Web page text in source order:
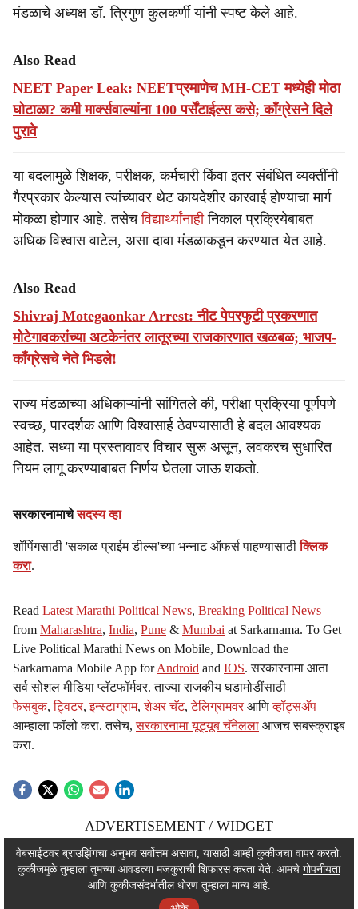
मंडळाचे अध्यक्ष डॉ. त्रिगुण कुलकर्णी यांनी स्पष्ट केले आहे.
Also Read
NEET Paper Leak: NEETप्रमाणेच MH-CET मध्येही मोठा
घोटाळा? कमी मार्क्सवाल्यांना 100 पर्सेंटाईल्स कसे; काँग्रेसने दिले
पुरावे
या बदलामुळे शिक्षक, परीक्षक, कर्मचारी किंवा इतर संबंधित व्यक्तींनी
गैरप्रकार केल्यास त्यांच्यावर थेट कायदेशीर कारवाई होण्याचा मार्ग
मोकळा होणार आहे. तसेचविद्यार्थ्यांनाहीनिकाल प्रक्रियेबाबत
अधिक विश्वास वाटेल, असा दावा मंडळाकडून करण्यात येत आहे.
Also Read
Shivraj Motegaonkar Arrest: नीट पेपरफुटी प्रकरणात
मोटेगावकरांच्या अटकेनंतर लातूरच्या राजकारणात खळबळ; भाजप-
काँग्रेसचे नेते भिडले!
राज्य मंडळाच्या अधिकाऱ्यांनी सांगितले की, परीक्षा प्रक्रिया पूर्णपणे
स्वच्छ, पारदर्शक आणि विश्वासार्ह ठेवण्यासाठी हे बदल आवश्यक
आहेत. सध्या या प्रस्तावावर विचार सुरू असून, लवकरच सुधारित
नियम लागू करण्याबाबत निर्णय घेतला जाऊ शकतो.
सरकारनामाचेसदस्य व्हा
शॉपिंगसाठी 'सकाळ प्राईम डील्स'च्या भन्नाट ऑफर्स पाहण्यासाठीक्लिक
करा.
Read Latest Marathi Political News, Breaking Political News
from Maharashtra, India, Pune & Mumbai at Sarkarnama. To Get
Live Political Marathi News on Mobile, Download the
Sarkarnama Mobile App forAndroid and IOS. सरकारनामा आता
सर्व सोशल मीडिया प्लॅटफॉर्मवर. ताज्या राजकीय घडामोडींसाठी
फेसबुक,ट्विटर,इन्स्टाग्राम,शेअर चॅट,टेलिग्रामवर आणिव्हॉट्सॲप
आम्हाला फॉलो करा. तसेच,सरकारनामा यूट्यूब चॅनेलला आजच सबस्क्राइब
करा.
ADVERTISEMENT / WIDGET
ADVERTISEMENT / WIDGET
ADVERTISEMENT / WIDGET
वेबसाईटवर ब्राउझिंगचा अनुभव सर्वोत्तम असावा, यासाठी आम्ही कुकीजचा वापर करतो.
कुकीजमुळे तुम्हाला तुमच्या आवडत्या मजकुराची शिफारस करता येते. आमचे गोपनीयता
आणि कुकीजसंदर्भातील धोरण तुम्हाला मान्य आहे.